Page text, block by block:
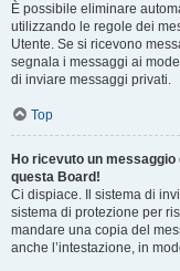
È possibile eliminare
utilizzando le regole dei
Utente. Se si ricevono
segnala i messaggi ai
di inviare messaggi privati​​.
Top
Ho ricevuto un
questa Board!
Ci dispiace. Il sistema di
sistema di protezione per
mandare una copia del
anche l’intestazione, in